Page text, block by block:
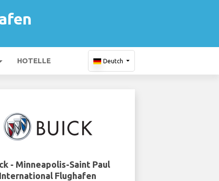
HOTELLE Deutch
- Minneapolis-Saint Paul
International Flughafen